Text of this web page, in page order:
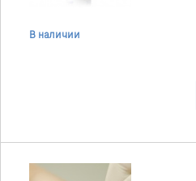
В наличии